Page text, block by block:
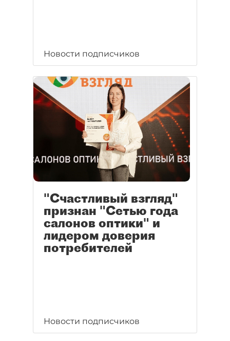
Новости подписчиков
"Счастливый взгляд"
признан "Сетью года
салонов оптики" и
лидером доверия
потребителей
Новости подписчиков